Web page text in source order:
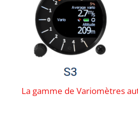
La gamme de Variomètres